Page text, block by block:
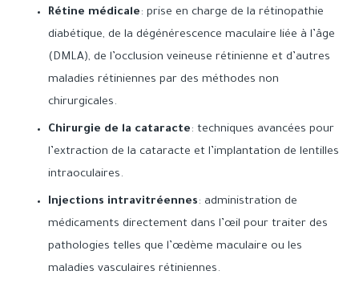
Rétine médicale: prise en charge de la rétinopathie
diabétique, de la dégénérescence maculaire liée à l’âge
(DMLA), de l’occlusion veineuse rétinienne et d’autres
maladies rétiniennes par des méthodes non
chirurgicales.
Chirurgie de la cataracte: techniques avancées pour
l’extraction de la cataracte et l’implantation de lentilles
intraoculaires.
Injections intravitréennes: administration de
médicaments directement dans l’œil pour traiter des
pathologies telles que l’œdème maculaire ou les
maladies vasculaires rétiniennes.